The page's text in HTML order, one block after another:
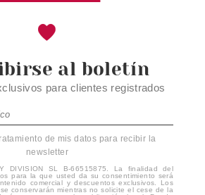
al boletín
para clientes registrados
de mis datos para recibir la
newsletter
DIVISION SL B-66515875. La finalidad del
para la que usted da su consentimiento será
comercial y descuentos exclusivos. Los
conservarán mientras no solicite el cese de la